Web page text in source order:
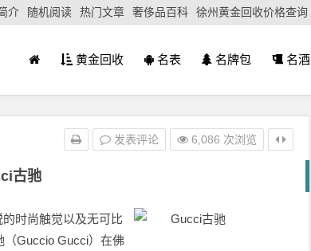
介 随机阅读 热门文章 奢侈品百科 徐州黄金回收价格查询
黄金回收 名表 名牌包 名酒
古驰
发表评论 6,086 次浏览
时尚触觉以及无可比
（Guccio Gucci）在佛